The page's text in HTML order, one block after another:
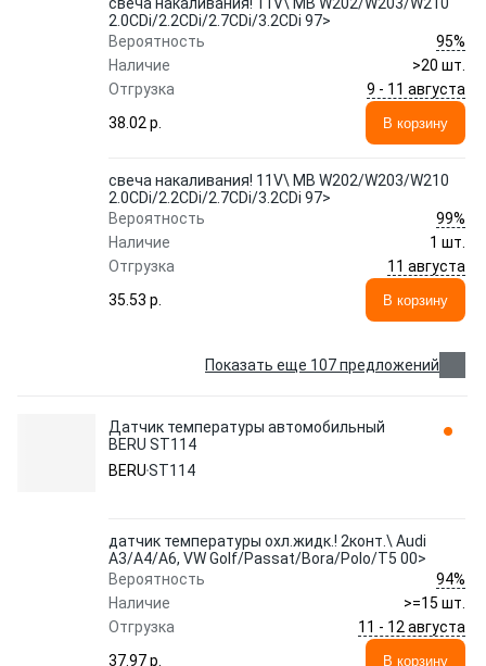
2.0CDi/2.2CDi/2.7CDi/3.2CDi 97>
Вероятность
95%
Наличие
>20 шт.
Отгрузка
9 - 11 августа
38.02 p.
В корзину
свеча накаливания! 11V\ MB W202/W203/W210
2.0CDi/2.2CDi/2.7CDi/3.2CDi 97>
Вероятность
99%
Наличие
1 шт.
Отгрузка
11 августа
35.53 p.
В корзину
Показать еще 107 предложений
Датчик температуры автомобильный
BERU ST114
BERUST114
датчик температуры охл.жидк.! 2конт.\ Audi
A3/A4/A6, VW Golf/Passat/Bora/Polo/T5 00>
Вероятность
94%
Наличие
>=15 шт.
Отгрузка
11 - 12 августа
37.97 p.
В корзину